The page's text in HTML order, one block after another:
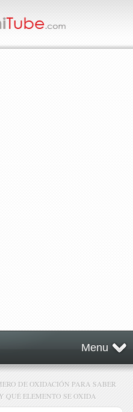
Menu
DE OXIDACIÓN PARA SABER
QUÉ ELEMENTO SE OXIDA